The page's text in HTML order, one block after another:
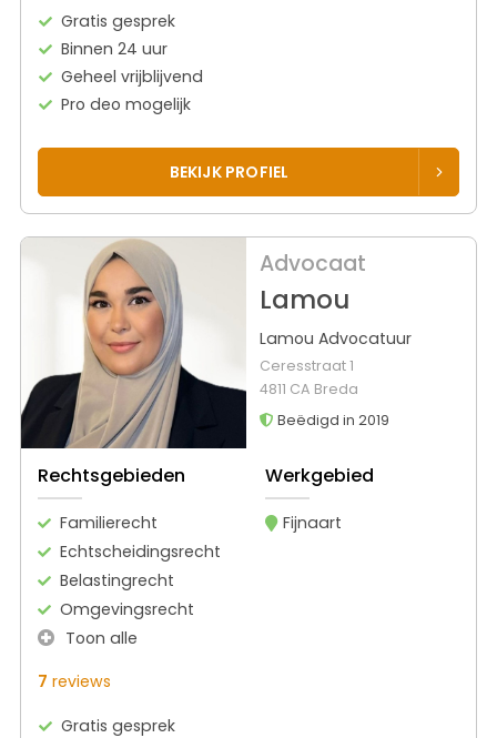
Gratis gesprek
Binnen 24 uur
Geheel vrijblijvend
Pro deo mogelijk
BEKIJK PROFIEL
Advocaat
Lamou
Lamou Advocatuur
Ceresstraat 1
4811 CA Breda
Beëdigd in 2019
Rechtsgebieden
Familierecht
Echtscheidingsrecht
Belastingrecht
Omgevingsrecht
Toon alle
Werkgebied
Fijnaart
7 reviews
Gratis gesprek